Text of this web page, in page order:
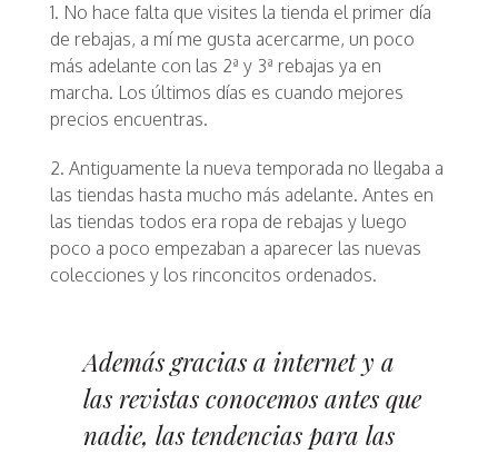
1. No hace falta que visites la tienda el primer día
de rebajas, a mí me gusta acercarme, un poco
más adelante con las 2ª y 3ª rebajas ya en
marcha. Los últimos días es cuando mejores
precios encuentras.
2. Antiguamente la nueva temporada no llegaba a
las tiendas hasta mucho más adelante. Antes en
las tiendas todos era ropa de rebajas y luego
poco a poco empezaban a aparecer las nuevas
colecciones y los rinconcitos ordenados.
Además gracias a internet y a
las revistas conocemos antes que
nadie, las tendencias para las